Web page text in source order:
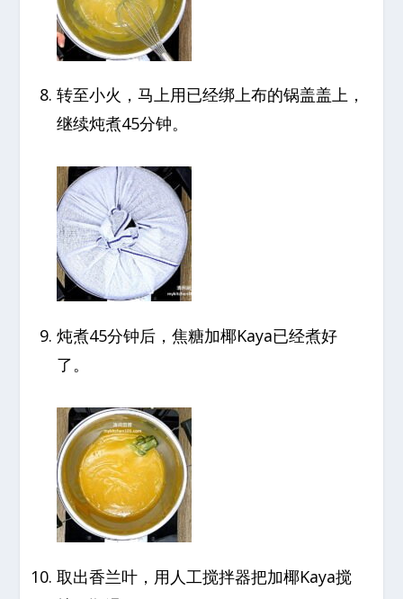
转至小火，马上用已经绑上布的锅盖盖上，
继续炖煮45分钟。
炖煮45分钟后，焦糖加椰Kaya已经煮好
了。
取出香兰叶，用人工搅拌器把加椰Kaya搅